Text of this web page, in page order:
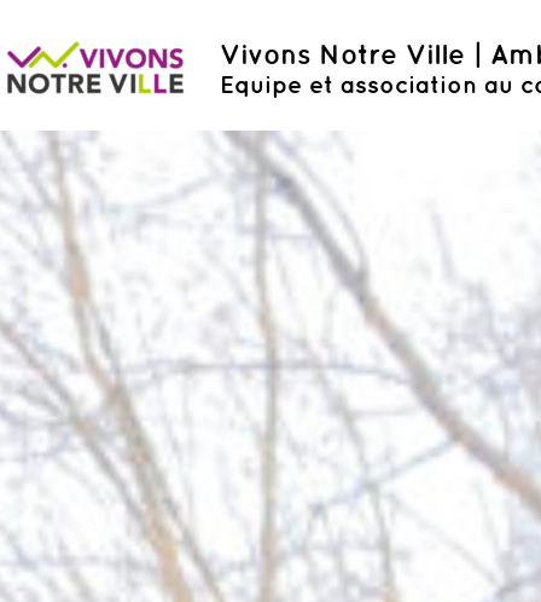
Vivons Notre Ville |
Equipe et association au